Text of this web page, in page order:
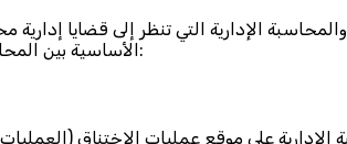
الإدارية التي تنظر إلى قضايا
الأساسية بين المحاسبة المالية والمحاسبة الإدارية هي:
الإدارية على موقع عمليات الاختناق